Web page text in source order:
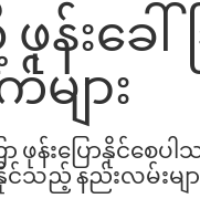
န်းခေ
ျား
ဖုန်းပြောနိုင်စ
င်သည့် နည်းလမ်းမ